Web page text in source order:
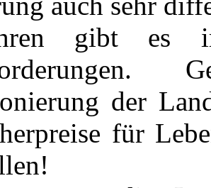
gibt es
der
für